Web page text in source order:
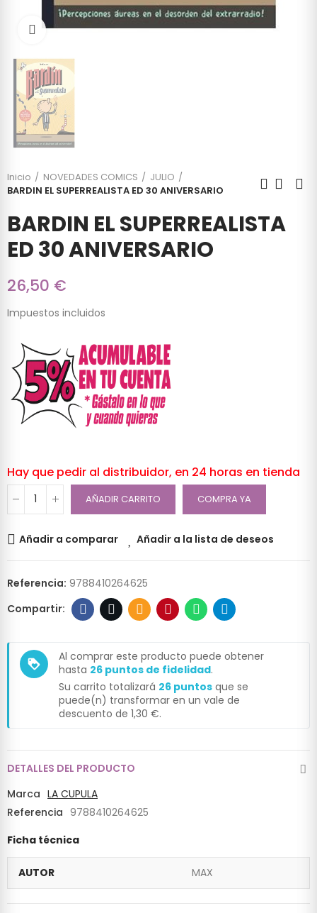
Click to enlarge
Inicio NOVEDADES COMICS
JULIO
BARDIN EL SUPERREALISTA ED 30 ANIVERSARIO
BARDIN EL SUPERREALISTA
ED 30 ANIVERSARIO
26,50 €
Impuestos incluidos
Hay que pedir al distribuidor, en 24 horas en tienda
AÑADIR CARRITO COMPRA YA
Añadir a comparar Añadir a la lista de deseos
Referencia: 9788410264625
loyalty
Al comprar este producto puede obtener
hasta 26 puntos de fidelidad.
Su carrito totalizará 26 puntos que se
puede(n) transformar en un vale de
descuento de 1,30 €.
DETALLES DEL PRODUCTO
Marca LA CUPULA
Referencia 9788410264625
Ficha técnica
AUTOR MAX